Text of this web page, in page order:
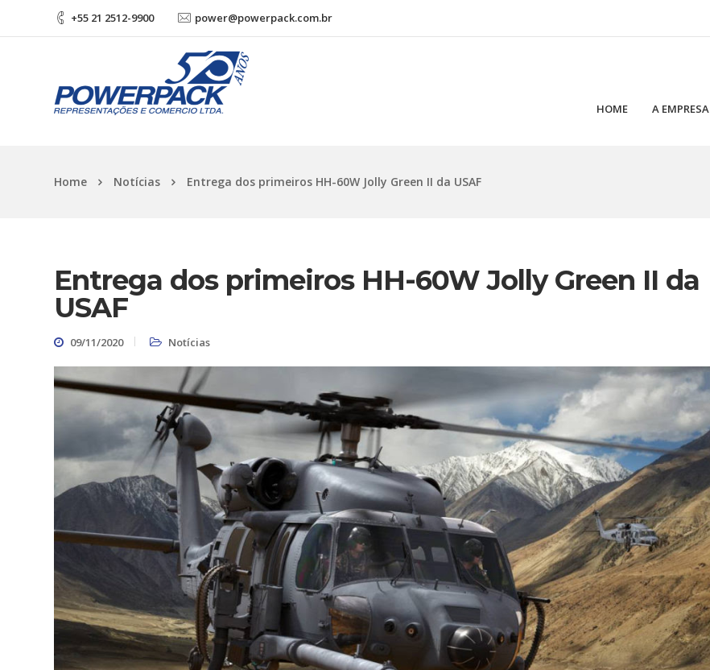
+55 21 2512-9900 power@powerpack.com.br
HOME A EMPRESA
Home Notícias Entrega dos primeiros HH-60W Jolly Green II da USAF
Entrega dos primeiros HH-60W Jolly Green II da
USAF
09/11/2020 Notícias